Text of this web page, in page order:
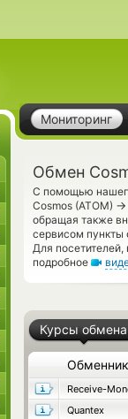
Мониторинг
Обмен
С помощью
Cosmos (ATOM) →
обращая также
сервисом пункты
Для
подробное
Курсы обмена
Обменник
Receive-
Quantex